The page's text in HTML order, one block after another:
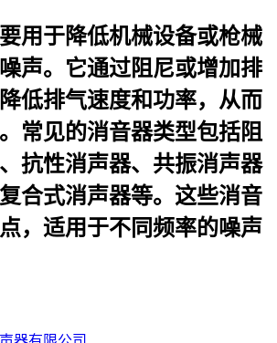
用于降低机械设备或枪械
声。它通过阻尼或增加排
低排气速度和功率，从而
常见的消音器类型包括阻
抗性消声器、共振消声器
合式消声器等。这些消音
，适用于不同频率的噪声